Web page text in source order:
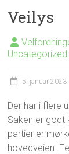
Veilys
Uncategorized
5. januar 2023
Der har i flere
Saken er godt
partier er
hovedveien.